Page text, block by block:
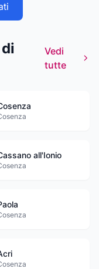
Vedi
tutte
all'Ionio